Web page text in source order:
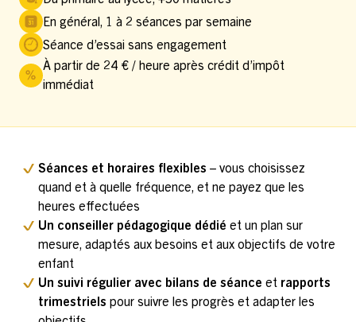
En général, 1 à 2 séances par semaine
Séance d’essai sans engagement
À partir de 24 € / heure après crédit d’impôt
immédiat
Séances et horaires flexibles – vous choisissez
quand et à quelle fréquence, et ne payez que les
heures effectuées
Un conseiller pédagogique dédié et un plan sur
mesure, adaptés aux besoins et aux objectifs de votre
enfant
Un suivi régulier avec bilans de séance et rapports
trimestriels pour suivre les progrès et adapter les